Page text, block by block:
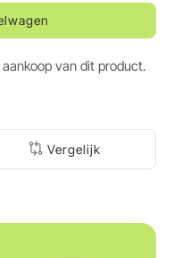
van dit product.
Vergelijk